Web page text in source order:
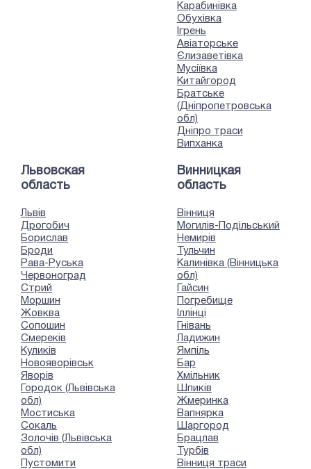
Карабинівка
Обухівка
Ігрень
Авіаторське
Єлизаветівка
Мусіївка
Китайгород
Братське
(Дніпропетровська
обл)
Дніпро траси
Випханка
Львовская
область
Львів
Дрогобич
Борислав
Броди
Рава-Руська
Червоноград
Стрий
Моршин
Жовква
Сопошин
Смереків
Куликів
Новояворівськ
Яворів
Городок (Львівська
обл)
Мостиська
Сокаль
Золочів (Львівська
обл)
Пустомити
Винницкая
область
Вінниця
Могилів-Подільський
Немирів
Тульчин
Калинівка (Вінницька
обл)
Гайсин
Погребище
Іллінці
Гнівань
Ладижин
Ямпіль
Бар
Хмільник
Шпиків
Жмеринка
Вапнярка
Шаргород
Брацлав
Турбів
Вінниця траси